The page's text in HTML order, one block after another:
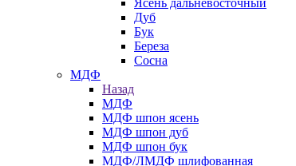
Ясень дальневосточный
Дуб
Бук
Береза
Сосна
МДФ
Назад
МДФ
МДФ шпон ясень
МДФ шпон дуб
МДФ шпон бук
МДФ/ЛМДФ шлифованная